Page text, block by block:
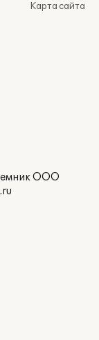
Карта сайта
ООО